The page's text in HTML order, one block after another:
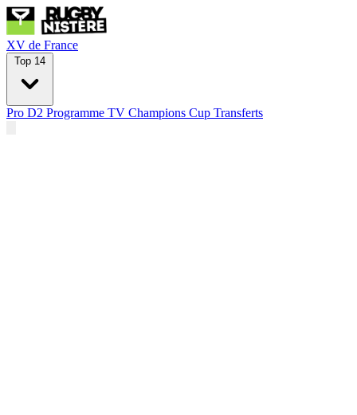
XV de France
Top 14
Pro D2 Programme TV Champions Cup Transferts